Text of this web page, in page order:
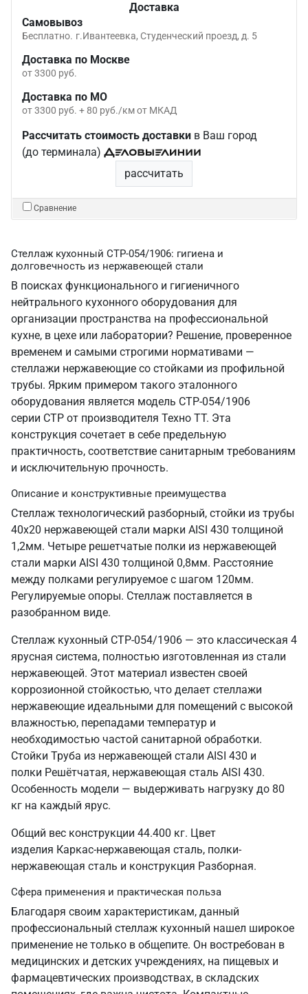
Доставка
Самовывоз
Бесплатно. г.Ивантеевка, Студенческий проезд, д. 5
Доставка по Москве
от 3300 руб.
Доставка по МО
от 3300 руб. + 80 руб./км от МКАД
Рассчитать стоимость доставки в Ваш город
(до терминала)
рассчитать
Сравнение
Стеллаж кухонный СТР-054/1906: гигиена и
долговечность из нержавеющей стали
В поисках функционального и гигиеничного
нейтрального кухонного оборудования для
организации пространства на профессиональной
кухне, в цехе или лаборатории? Решение, проверенное
временем и самыми строгими нормативами —
стеллажи нержавеющие со стойками из профильной
трубы. Ярким примером такого эталонного
оборудования является модель СТР-054/1906
серии СТР от производителя Техно ТТ. Эта
конструкция сочетает в себе предельную
практичность, соответствие санитарным требованиям
и исключительную прочность.
Описание и конструктивные преимущества
Стеллаж технологический разборный, стойки из трубы
40х20 нержавеющей стали марки AISI 430 толщиной
1,2мм. Четыре решетчатые полки из нержавеющей
стали марки AISI 430 толщиной 0,8мм. Расстояние
между полками регулируемое с шагом 120мм.
Регулируемые опоры. Стеллаж поставляется в
разобранном виде.
Стеллаж кухонный СТР-054/1906 — это классическая 4
ярусная система, полностью изготовленная из стали
нержавеющей. Этот материал известен своей
коррозионной стойкостью, что делает стеллажи
нержавеющие идеальными для помещений с высокой
влажностью, перепадами температур и
необходимостью частой санитарной обработки.
Стойки Труба из нержавеющей стали AISI 430 и
полки Решётчатая, нержавеющая сталь AISI 430.
Особенность модели — выдерживать нагрузку до 80
кг на каждый ярус.
Общий вес конструкции 44.400 кг. Цвет
изделия Каркас-нержавеющая сталь, полки-
нержавеющая сталь и конструкция Разборная.
Сфера применения и практическая польза
Благодаря своим характеристикам, данный
профессиональный стеллаж кухонный нашел широкое
применение не только в общепите. Он востребован в
медицинских и детских учреждениях, на пищевых и
фармацевтических производствах, в складских